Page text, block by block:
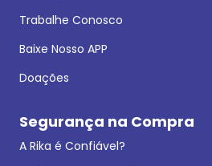
Trabalhe Conosco
Baixe Nosso APP
Doações
Segurança na Compra
A Rika é Confiável?